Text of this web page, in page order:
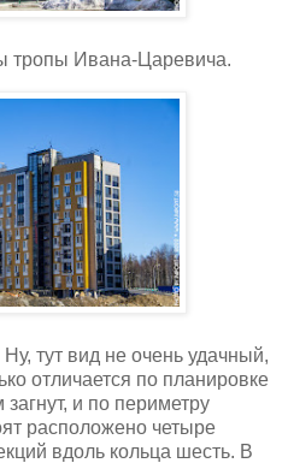
тропы Ивана-Царевича.
тут вид не очень удачный,
отличается по планировке
и по периметру
расположено четыре
вдоль кольца шесть. В